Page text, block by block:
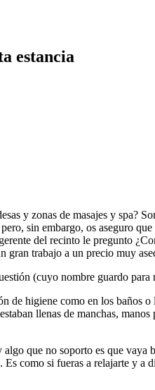
estancia
y zonas de masajes y spa?
sin embargo, os aseguro
del recinto le pregunto
gran trabajo a un precio muy
(cuyo nombre guardo
de higiene como en los baños
llenas de manchas,
que no soporto es que
como si fueras a relajarte y